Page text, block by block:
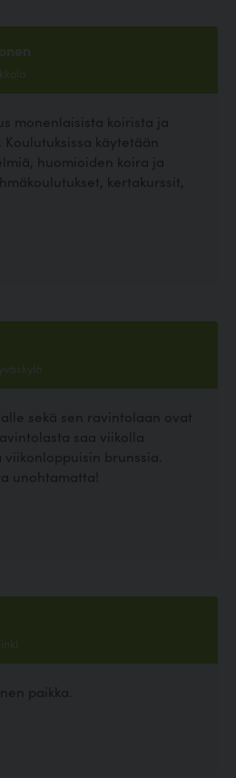
monenlaisista koirista ja
Koulutuksissa käytetään
huomioiden koira ja
kertakurssit,
sekä sen ravintolaan ovat
saa viikolla
viikonloppuisin brunssia.
unohtamatta!
paikka.